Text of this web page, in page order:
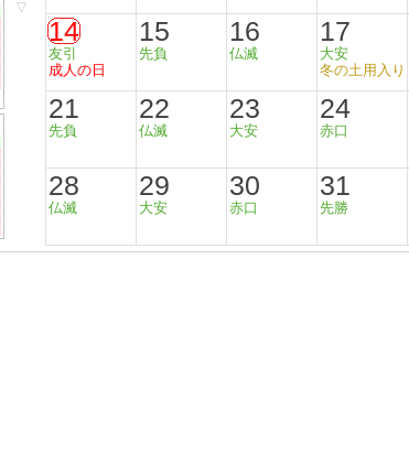
▽
14
友引
成人の日
15
先負
16
仏滅
17
大安
冬の土用入り
21
先負
22
仏滅
23
大安
24
赤口
28
仏滅
29
大安
30
赤口
31
先勝